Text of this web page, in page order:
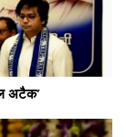
अटैक’